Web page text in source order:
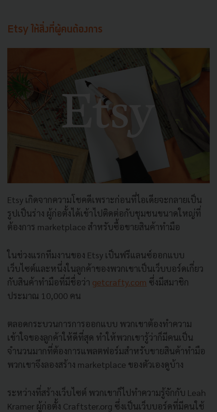
Etsy ให้สิ่งที่ผู้คนต้องการ
Etsy เกิดจากความโชคดีเพราะก่อนที่ไอเดียจะกลายเป็น
รูปเป็นร่าง ผู้ก่อตั้งได้เข้าไปติดต่อกับชุมชนขนาดใหญ่ที่
ต้องการ marketplace สำหรับซื้อขายสินค้าทำมือ
ในช่วงแรกทีมงานของ Etsy เป็นฟรีแลนซ์ออกแบบ
เว็บไซต์และหนึ่งในลูกค้าของพวกเขาเป็นเว็บบอร์ดเกี่ยว
กับสินค้าทำมือที่มีชื่อว่า getcrafty.com ซึ่งมีสมาชิก
ประมาณ 10,000 คน
ตลอดกระบวนการการออกแบบ พวกเขาต้องทำความ
เข้าใจของลูกค้าให้ดีที่สุด ทำให้พวกเขารู้ว่าก็มีคนเป็น
จำนวนมากที่ต้องการแพลตฟอร์มสำหรับขายสินค้าทำมือ
พวกเขาจึงลองสร้าง marketplace ของตัวเองดูบ้าง
ระหว่างที่สร้างเว็บไซต์ พวกเขาก็ไปทำความรู้จักกับ Leah
Kramer ผู้ก่อตั้ง Craftster.org ซึ่งเป็นเว็บบอร์ดที่มีคนใช้